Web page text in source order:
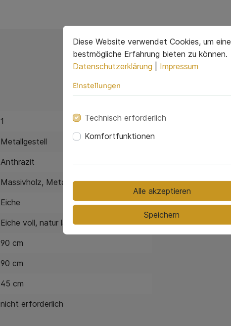
1
Metallgestell
Anthrazit
Massivholz, Metall
Eiche
Eiche voll, natur lackiert
90 cm
90 cm
45 cm
nicht erforderlich
Diese Website verwendet Cookies, um eine
bestmögliche Erfahrung bieten zu können.
Datenschutzerklärung
Impressum
Einstellungen
Technisch erforderlich
Komfortfunktionen
Alle akzeptieren
Speichern